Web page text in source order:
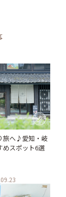
旅へ♪愛知・岐
めスポット6選